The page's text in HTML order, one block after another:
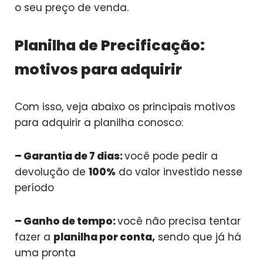
o seu preço de venda.
Planilha de Precificação:
motivos para adquirir
Com isso, veja abaixo os principais motivos
para adquirir a planilha conosco:
– Garantia de 7 dias:você pode pedir a
devolução de 100% do valor investido nesse
período
– Ganho de tempo:você não precisa tentar
fazer a planilha por conta, sendo que já há
uma pronta